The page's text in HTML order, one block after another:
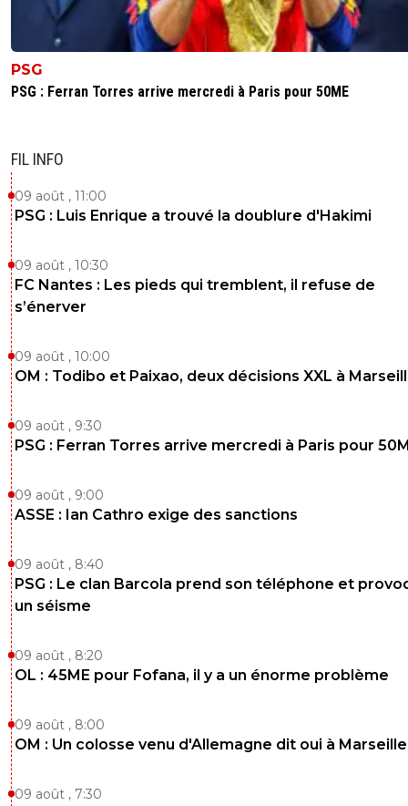
PSG
PSG : Ferran Torres arrive mercredi à Paris pour 50ME
FIL INFO
09 août , 11:00
PSG : Luis Enrique a trouvé la doublure d'Hakimi
09 août , 10:30
FC Nantes : Les pieds qui tremblent, il refuse de
s’énerver
09 août , 10:00
OM : Todibo et Paixao, deux décisions XXL à
09 août , 9:30
PSG : Ferran Torres arrive mercredi à Paris pour
09 août , 9:00
ASSE : Ian Cathro exige des sanctions
09 août , 8:40
PSG : Le clan Barcola prend son téléphone et
un séisme
09 août , 8:20
OL : 45ME pour Fofana, il y a un énorme problème
09 août , 8:00
OM : Un colosse venu d'Allemagne dit oui à Marseille
09 août , 7:30